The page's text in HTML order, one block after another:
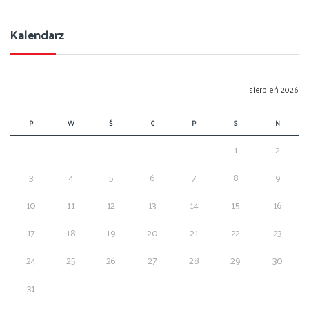
Kalendarz
sierpień 2026
P W Ś C P S N
1
2
3
4 5 6 7 8
9
10
11 12 13 14 15
16
17
18 19 20 21 22
23
24
25 26 27 28 29
30
31